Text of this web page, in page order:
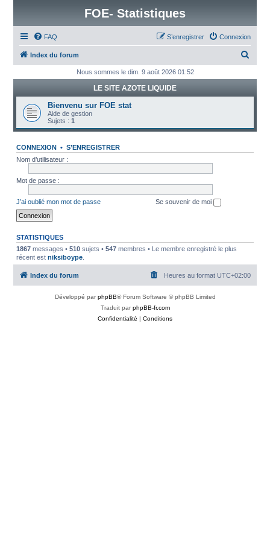
FOE- Statistiques
FAQ Connexion
S’enregistrer
Index du forum
h
r
Nous sommes le dim. 9 août 2026 01:52
LE SITE AZOTE LIQUIDE
Bienvenu sur FOE stat
Aide de gestion
Sujets : 1
CONNEXION• S’ENREGISTRER
Nom d’utilisateur :
Mot de passe :
J’ai oublié mon mot de passe Se souvenir de moi
STATISTIQUES
1867messages • 510sujets • 547membres • Le membre enregistré le plus
récent est niksiboype.
Index du forum Heures au format UTC+02:00
Développé parphpBB® Forum Software © phpBB Limited
Traduit parphpBB-fr.com
Confidentialité | Conditions